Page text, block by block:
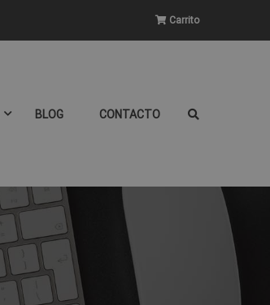
Carrito
BLOG CONTACTO